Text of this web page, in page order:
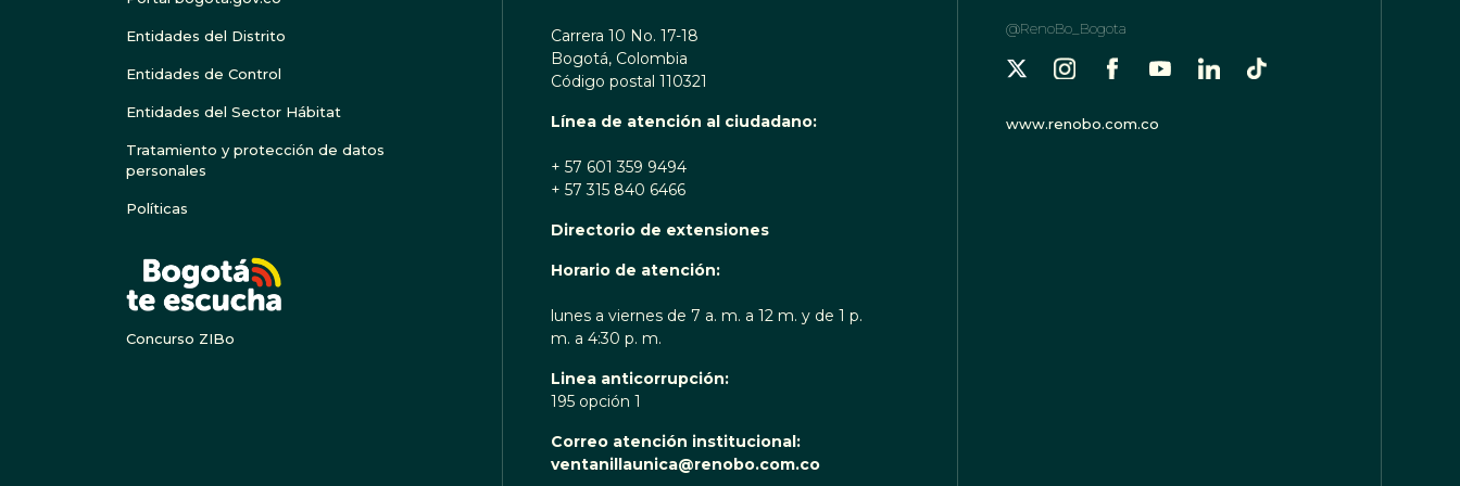
Entidades del Distrito
Entidades de Control
Entidades del Sector Hábitat
Tratamiento y protección de datos
personales
Políticas
Concurso ZIBo
Carrera 10 No. 17-18
Bogotá, Colombia
Código postal 110321
Línea de atención al ciudadano:
+ 57 601 359 9494
+ 57 315 840 6466
Directorio de extensiones
Horario de atención:
lunes a viernes de 7 a. m. a 12 m. y de 1 p.
m. a 4:30 p. m.
Linea anticorrupción:
195 opción 1
Correo atención institucional:
ventanillaunica@renobo.com.co
@RenoBo_Bogota
www.renobo.com.co